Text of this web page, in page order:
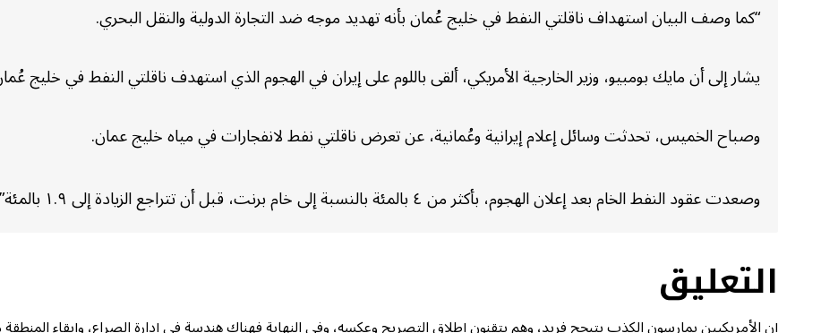
“كما وصف البيان استهداف ناقلتي النفط في خليج عُمان بأنه تهديد موجه ضد التجارة الدولية والنقل البحري.
يشار إلى أن مايك بومبيو، وزير الخارجية الأمريكي، ألقى باللوم على إيران في الهجوم الذي استهدف ناقلتي النفط في خليج
وصباح الخميس، تحدثت وسائل إعلام إيرانية وعُمانية، عن تعرض ناقلتي نفط لانفجارات في مياه خليج عمان.
وصعدت عقود النفط الخام بعد إعلان الهجوم، بأكثر من ٤ بالمئة بالنسبة إلى خام برنت، قبل أن تتراجع الزيادة إلى ١.٩ بالمئة”. (
التعليق